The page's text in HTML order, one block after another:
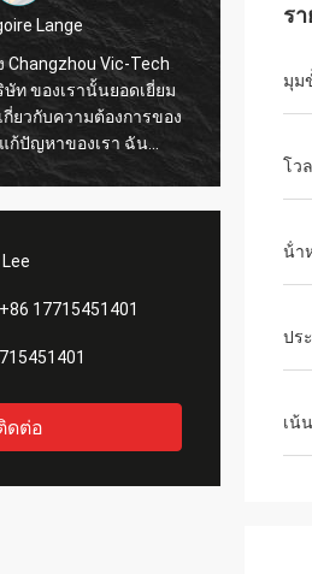
Lange
Changzhou Vic-Tech
ท ของเรานั้นยอดเยี่ยม
ปัญหาของเรา ฉัน
การสื่อ
+86 17715451401
ดต่อ
ร
มุม
โว
น้ํา
ปร
เน้น